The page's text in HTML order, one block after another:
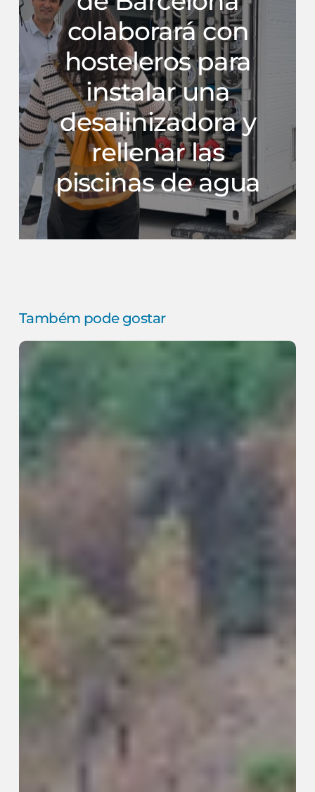
colaborará con
hosteleros para
instalar una
desalinizadora y
rellenar las
piscinas de agua
Também pode gostar